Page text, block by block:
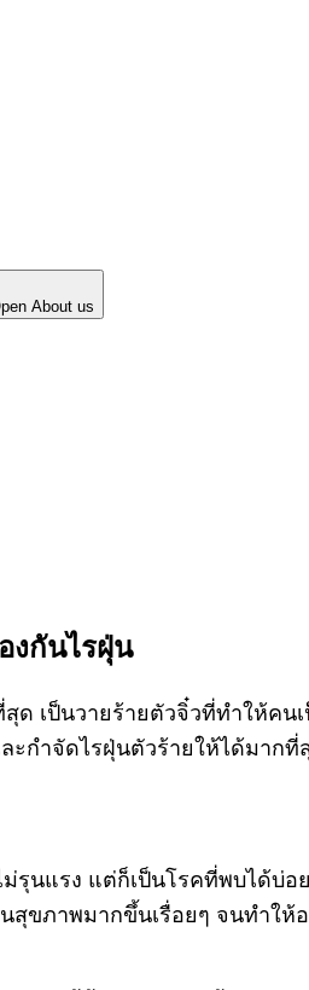
About us
งกันไรฝุ่น
ด เป็นวายร้ายตัวจิ๋วที่ทำให้ค
กำจัดไรฝุ่นตัวร้ายให้ได้มากที่
รุนแรง แต่ก็เป็นโรคที่พบได้บ่
ขภาพมากขึ้นเรื่อยๆ จนทำใ